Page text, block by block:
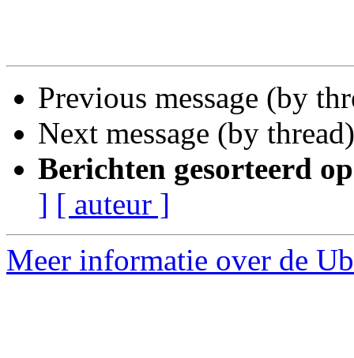
Previous message (by
Next message (by
Berichten gesorteerd
] [ auteur ]
Meer informatie over de